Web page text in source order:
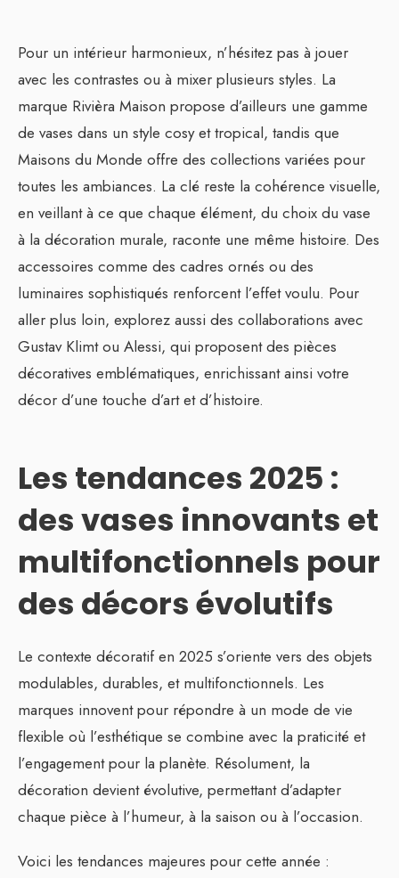
Pour un intérieur harmonieux, n’hésitez pas à jouer
avec les contrastes ou à mixer plusieurs styles. La
marque Rivièra Maison propose d’ailleurs une gamme
de vases dans un style cosy et tropical, tandis que
Maisons du Monde offre des collections variées pour
toutes les ambiances. La clé reste la cohérence visuelle,
en veillant à ce que chaque élément, du choix du vase
à la décoration murale, raconte une même histoire. Des
accessoires comme des cadres ornés ou des
luminaires sophistiqués renforcent l’effet voulu. Pour
aller plus loin, explorez aussi des collaborations avec
Gustav Klimt ou Alessi, qui proposent des pièces
décoratives emblématiques, enrichissant ainsi votre
décor d’une touche d’art et d’histoire.
Les tendances 2025 :
des vases innovants et
multifonctionnels pour
des décors évolutifs
Le contexte décoratif en 2025 s’oriente vers des objets
modulables, durables, et multifonctionnels. Les
marques innovent pour répondre à un mode de vie
flexible où l’esthétique se combine avec la praticité et
l’engagement pour la planète. Résolument, la
décoration devient évolutive, permettant d’adapter
chaque pièce à l’humeur, à la saison ou à l’occasion.
Voici les tendances majeures pour cette année :